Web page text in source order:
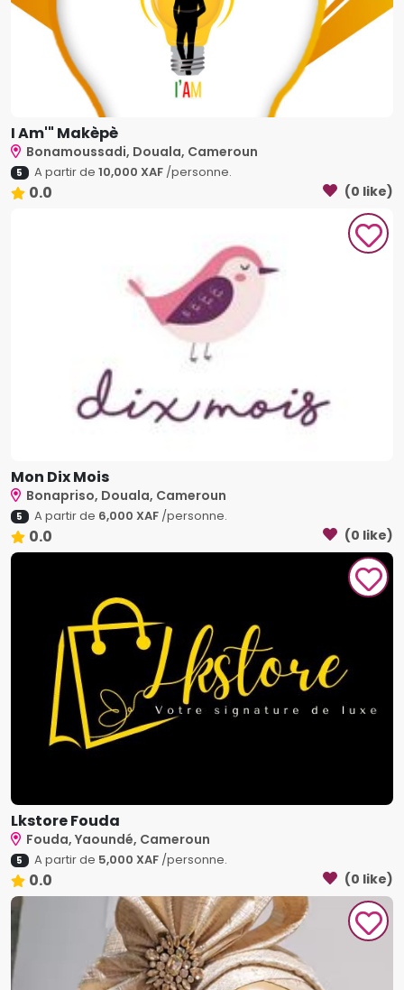
I Am'" Makèpè
Bonamoussadi, Douala, Cameroun
5 A partir de 10,000 XAF/personne.
0.0 (0 like)
Mon Dix Mois
Bonapriso, Douala, Cameroun
5 A partir de 6,000 XAF/personne.
0.0 (0 like)
Lkstore Fouda
Fouda, Yaoundé, Cameroun
5 A partir de 5,000 XAF/personne.
0.0 (0 like)